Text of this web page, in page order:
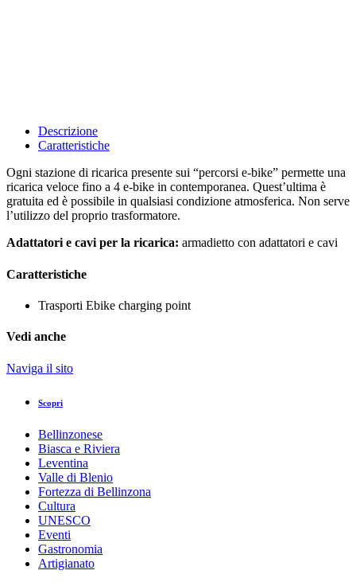
Descrizione
Caratteristiche
Ogni stazione di ricarica presente sui “percorsi e-bike” permette una
ricarica veloce fino a 4 e-bike in contemporanea. Quest’ultima è
gratuita ed è possibile in qualsiasi condizione atmosferica. Non serve
l’utilizzo del proprio trasformatore.
Adattatori e cavi per la ricarica: armadietto con adattatori e cavi
Caratteristiche
Trasporti Ebike charging point
Vedi anche
Naviga il sito
Scopri
Bellinzonese
Biasca e Riviera
Leventina
Valle di Blenio
Fortezza di Bellinzona
Cultura
UNESCO
Eventi
Gastronomia
Artigianato